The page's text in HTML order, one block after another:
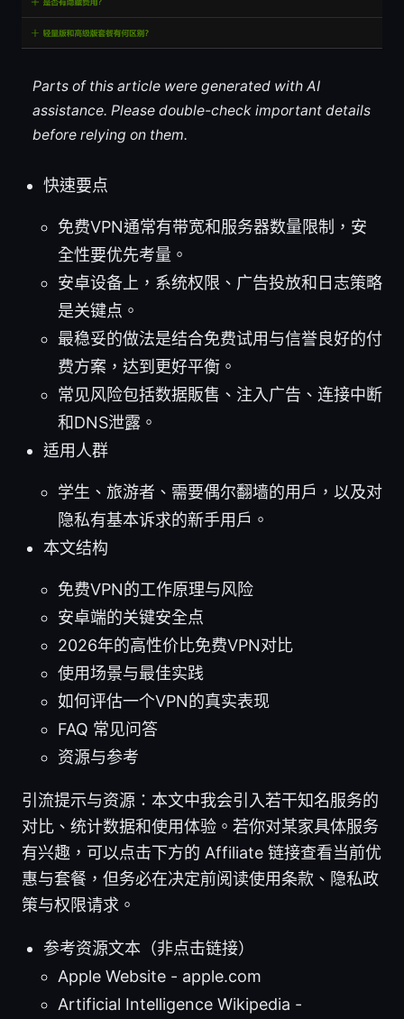
Parts of this article were generated with AI
assistance. Please double-check important details
before relying on them.
快速要点
免费VPN通常有带宽和服务器数量限制，安
全性要优先考量。
安卓设备上，系统权限、广告投放和日志策略
是关键点。
最稳妥的做法是结合免费试用与信誉良好的付
费方案，达到更好平衡。
常见风险包括数据販售、注入广告、连接中断
和DNS泄露。
适用人群
学生、旅游者、需要偶尔翻墙的用户，以及对
隐私有基本诉求的新手用户。
本文结构
免费VPN的工作原理与风险
安卓端的关键安全点
2026年的高性价比免费VPN对比
使用场景与最佳实践
如何评估一个VPN的真实表现
FAQ 常见问答
资源与参考
引流提示与资源：本文中我会引入若干知名服务的
对比、统计数据和使用体验。若你对某家具体服务
有兴趣，可以点击下方的 Affiliate 链接查看当前优
惠与套餐，但务必在决定前阅读使用条款、隐私政
策与权限请求。
参考资源文本（非点击链接）
Apple Website - apple.com
Artificial Intelligence Wikipedia -